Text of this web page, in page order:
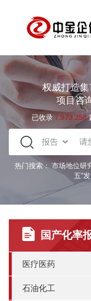
权威打造
项目咨
已收录 7.973.258
热门搜索： 市场地位研
五”
国产化率
医疗医药
石油化工